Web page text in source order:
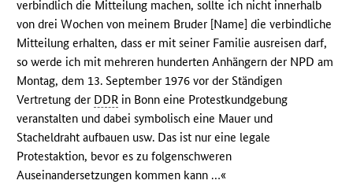
verbindlich die Mitteilung machen, sollte ich nicht innerhalb
von drei Wochen von meinem Bruder [Name] die verbindliche
Mitteilung erhalten, dass er mit seiner Familie ausreisen darf,
so werde ich mit mehreren hunderten Anhängern der NPD am
Montag, dem 13. September 1976 vor der Ständigen
Vertretung der DDR in Bonn eine Protestkundgebung
veranstalten und dabei symbolisch eine Mauer und
Stacheldraht aufbauen usw. Das ist nur eine legale
Protestaktion, bevor es zu folgenschweren
Auseinandersetzungen kommen kann …«